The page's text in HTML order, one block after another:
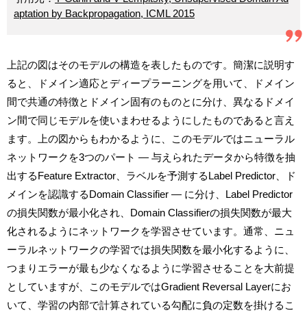
aptation by Backpropagation, ICML 2015
上記の図はそのモデルの構造を表したものです。簡潔に説明す
ると、ドメイン適応とディープラーニングを用いて、ドメイン
間で共通の特徴とドメイン固有のものとに分け、異なるドメイ
ン間で同じモデルを使いまわせるようにしたものであると言え
ます。上の図からもわかるように、このモデルではニューラル
ネットワークを3つのパート ― 与えられたデータから特徴を抽
出するFeature Extractor、ラベルを予測するLabel Predictor、ド
メインを認識するDomain Classifier ― に分け、Label Predictor
の損失関数が最小化され、Domain Classifierの損失関数が最大
化されるようにネットワークを学習させています。通常、ニュ
ーラルネットワークの学習では損失関数を最小化するように、
つまりエラーが最も少なくなるように学習させることを大前提
としていますが、このモデルではGradient Reversal Layerにお
いて、学習の内部で計算されている勾配に負の定数を掛けるこ